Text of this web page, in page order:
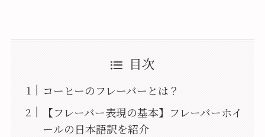
目次
コーヒーのフレーバーとは？
【フレーバー表現の基本】フレーバーホイ
ールの日本語訳を紹介